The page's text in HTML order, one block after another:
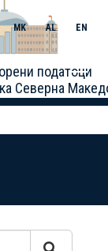
податоци
Северна
MK AL EN
Toggle